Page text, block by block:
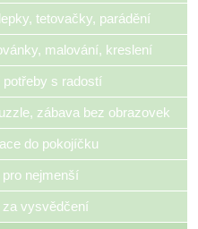
tetovačky, parádění
malování, kreslení
potřeby s radostí
zábava bez obrazovek
do pokojíčku
nejmenší
za vysvědčení